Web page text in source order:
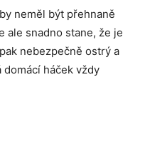
neměl být přehnaně
ale snadno stane, že je
nebezpečně ostrý a
domácí háček vždy